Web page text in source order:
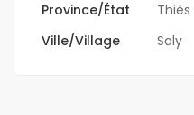
Province/État
Thiès
Ville/Village
Saly